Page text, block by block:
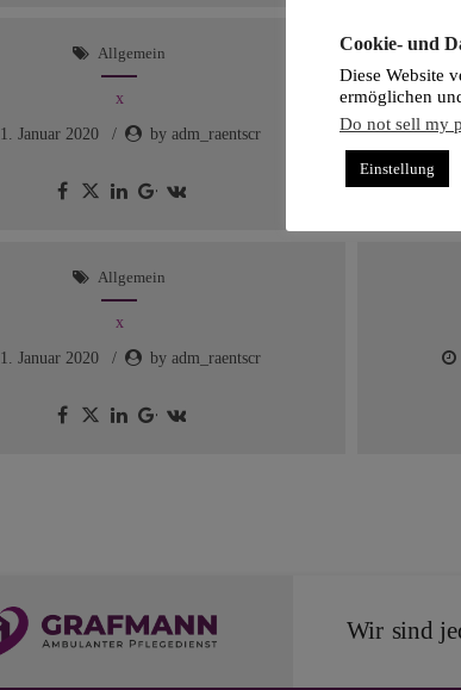
Allgemein
x
1. Januar 2020
by adm_raentscr
Allgemein
x
1. Januar 2020
by adm_raentscr
Wir sind
Cookie- und
Diese Website
ermöglichen
Do not sell my
Einstellung